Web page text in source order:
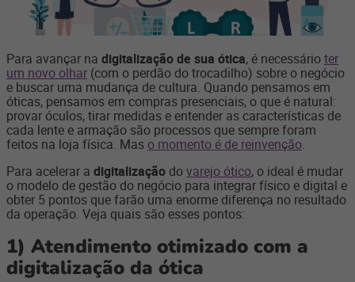
Para avançar na digitalização de sua ótica, é necessárioter
um novo olhar (com o perdão do trocadilho) sobre o negócio
e buscar uma mudança de cultura. Quando pensamos em
óticas, pensamos em compras presenciais, o que é natural:
provar óculos, tirar medidas e entender as características de
cada lente e armação são processos que sempre foram
feitos na loja física. Mas o momento é de reinvenção.
Para acelerar a digitalização dovarejo ótico, o ideal é mudar
o modelo de gestão do negócio para integrar físico e digital e
obter 5 pontos que farão uma enorme diferença no resultado
da operação. Veja quais são esses pontos:
1) Atendimento otimizado com a
digitalização da ótica